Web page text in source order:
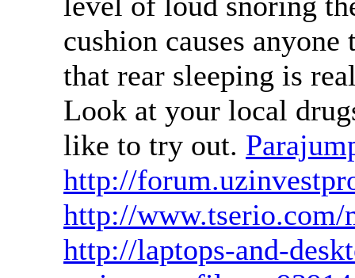
cushion causes
that rear sleeping is
Look at your local
like to try out.
http://
http://www.tserio.com/
http://laptops-and-